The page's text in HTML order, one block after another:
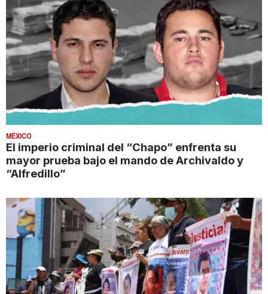
MÉXICO
El imperio criminal del “Chapo” enfrenta su
mayor prueba bajo el mando de Archivaldo y
“Alfredillo”